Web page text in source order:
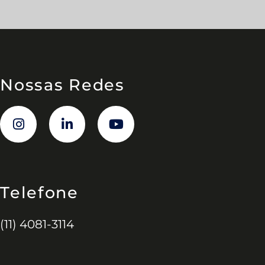
Nossas Redes
Telefone
(11) 4081-3114